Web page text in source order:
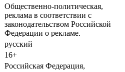
Общественно-политическая,
реклама в соответствии с
законодательством Российской
Федерации о рекламе.
русский
16+
Российская Федерация,